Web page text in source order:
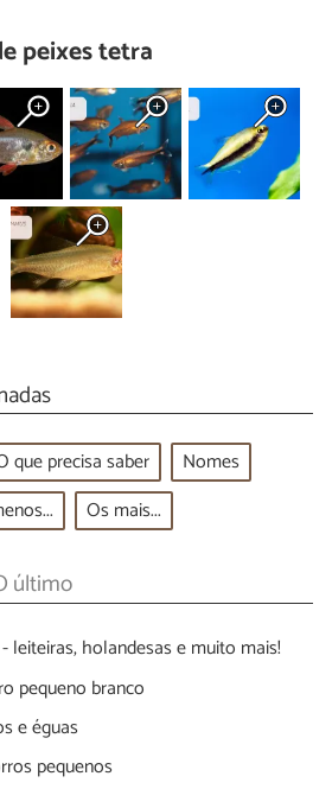
peixes tetra
que precisa saber
Nomes
Os mais...
último
leiteiras, holandesas e muito mais!
pequeno branco
e éguas
pequenos